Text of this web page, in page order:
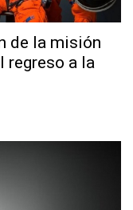
de la misión
regreso a la